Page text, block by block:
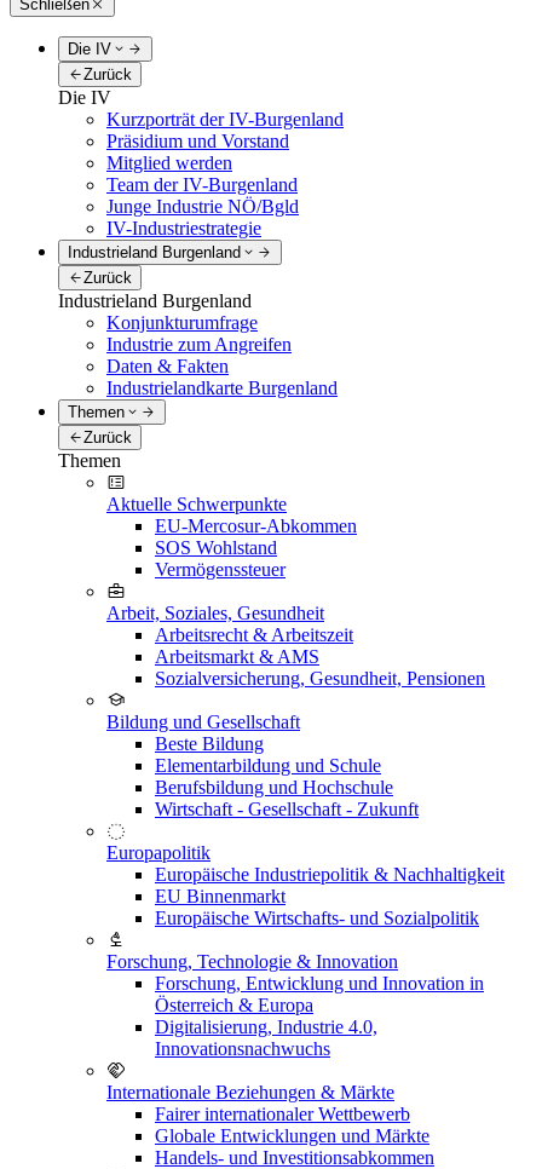
Schließen
Die IV
Zurück
Die IV
Kurzporträt der IV-Burgenland
Präsidium und Vorstand
Mitglied werden
Team der IV-Burgenland
Junge Industrie NÖ/Bgld
IV-Industriestrategie
Industrieland Burgenland
Zurück
Industrieland Burgenland
Konjunkturumfrage
Industrie zum Angreifen
Daten & Fakten
Industrielandkarte Burgenland
Themen
Zurück
Themen
Aktuelle Schwerpunkte
EU-Mercosur-Abkommen
SOS Wohlstand
Vermögenssteuer
Arbeit, Soziales, Gesundheit
Arbeitsrecht & Arbeitszeit
Arbeitsmarkt & AMS
Sozialversicherung, Gesundheit, Pensionen
Bildung und Gesellschaft
Beste Bildung
Elementarbildung und Schule
Berufsbildung und Hochschule
Wirtschaft - Gesellschaft - Zukunft
Europapolitik
Europäische Industriepolitik & Nachhaltigkeit
EU Binnenmarkt
Europäische Wirtschafts- und Sozialpolitik
Forschung, Technologie & Innovation
Forschung, Entwicklung und Innovation in
Österreich & Europa
Digitalisierung, Industrie 4.0,
Innovationsnachwuchs
Internationale Beziehungen & Märkte
Fairer internationaler Wettbewerb
Globale Entwicklungen und Märkte
Handels- und Investitionsabkommen